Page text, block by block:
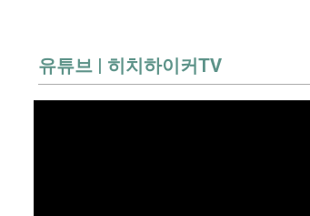
유튜브 | 히치하이커TV